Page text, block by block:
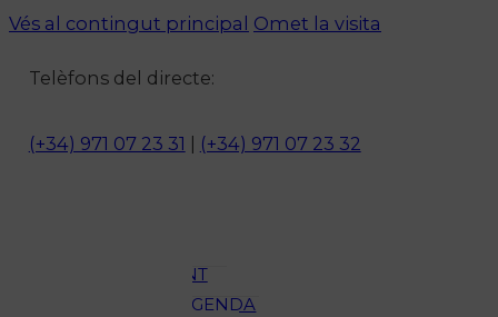
Vés al contingut principal Omet la visita
Telèfons del directe:
(+34) 971 07 23 31 (+34) 971 07 23 32
OCI
AMBIENT
AGENDA